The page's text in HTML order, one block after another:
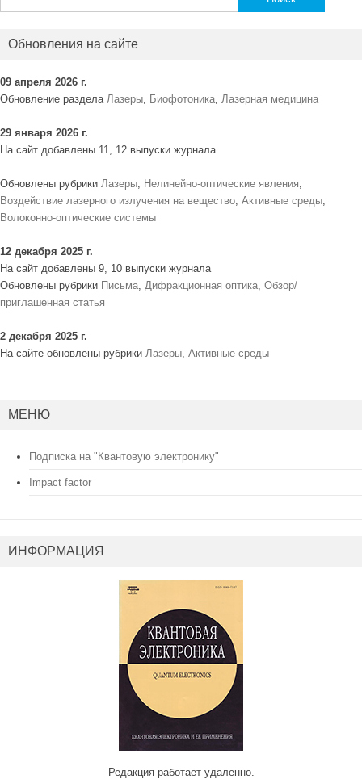
Обновления на сайте
09 апреля 2026 г.
Обновление раздела Лазеры, Биофотоника, Лазерная медицина
29 января 2026 г.
На сайт добавлены 11, 12 выпуски журнала
Обновлены рубрики Лазеры, Нелинейно-оптические явления,
Воздействие лазерного излучения на вещество, Активные среды,
Волоконно-оптические системы
12 декабря 2025 г.
На сайт добавлены 9, 10 выпуски журнала
Обновлены рубрики Письма, Дифракционная оптика, Обзор/
приглашенная статья
2 декабря 2025 г.
На сайте обновлены рубрики Лазеры, Активные среды
МЕНЮ
Подписка на "Квантовую электронику"
Impact factor
ИНФОРМАЦИЯ
Редакция работает удаленно.